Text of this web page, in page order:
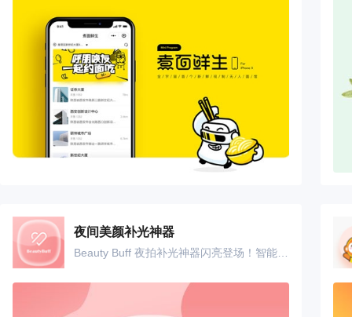
夜间美颜补光神器
Beauty Buff 夜拍补光神器闪亮登场！智能美颜自拍补光灯，你的专属打光师！App调节灯光配比、亮度，方便快捷，彰显品质生活。 双模式调节：冷暖光、苹果光科学配比，让你怎么拍都美丽； 亮度调节：无论环境多黑都能还你美艳动人； 蓝牙遥控：自动摆拍，从此跟自拍杆say goodbye。